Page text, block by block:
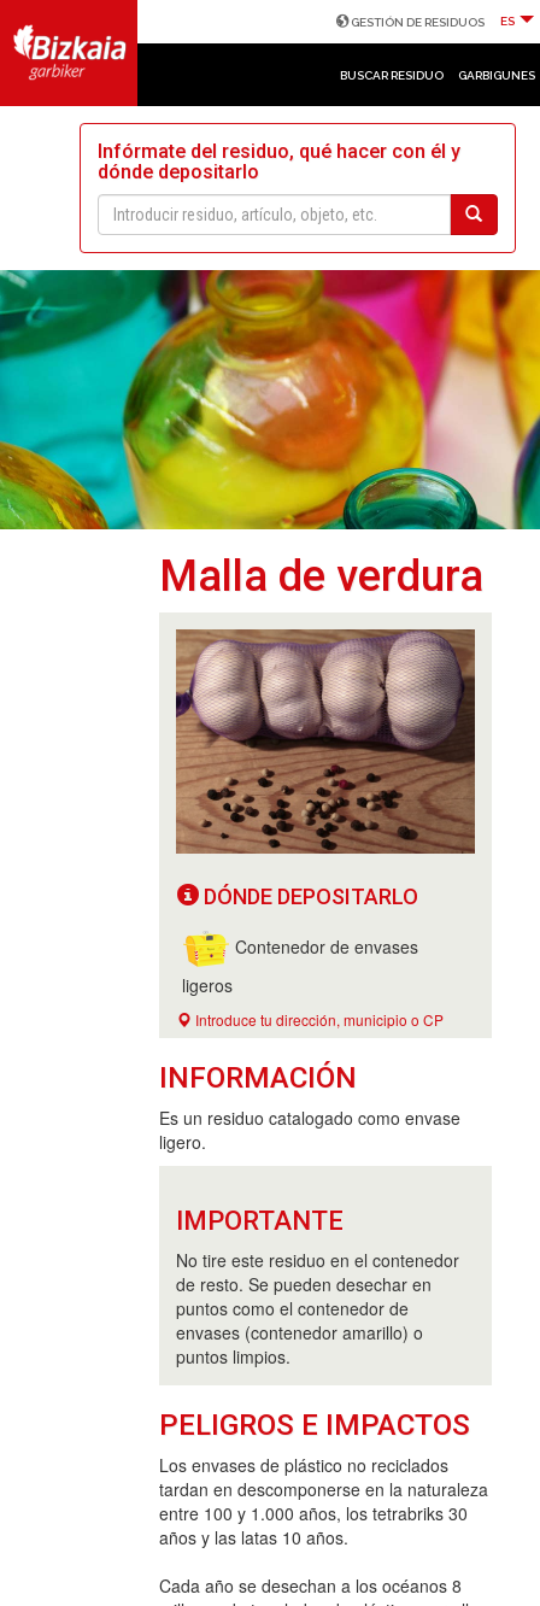
GESTIÓN DE RESIDUOS ES
BUSCAR RESIDUO GARBIGUNES
Infórmate del residuo, qué hacer con él y
dónde depositarlo
Malla de verdura
DÓNDE DEPOSITARLO
Contenedor de envases
ligeros
Introduce tu dirección, municipio o CP
INFORMACIÓN
Es un residuo catalogado como envase
ligero.
IMPORTANTE
No tire este residuo en el contenedor
de resto. Se pueden desechar en
puntos como el contenedor de
envases (contenedor amarillo) o
puntos limpios.
PELIGROS E IMPACTOS
Los envases de plástico no reciclados
tardan en descomponerse en la naturaleza
entre 100 y 1.000 años, los tetrabriks 30
años y las latas 10 años.
Cada año se desechan a los océanos 8